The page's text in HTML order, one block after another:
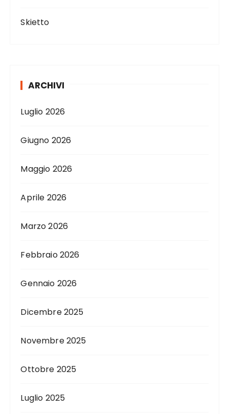
Skietto
ARCHIVI
Luglio 2026
Giugno 2026
Maggio 2026
Aprile 2026
Marzo 2026
Febbraio 2026
Gennaio 2026
Dicembre 2025
Novembre 2025
Ottobre 2025
Luglio 2025